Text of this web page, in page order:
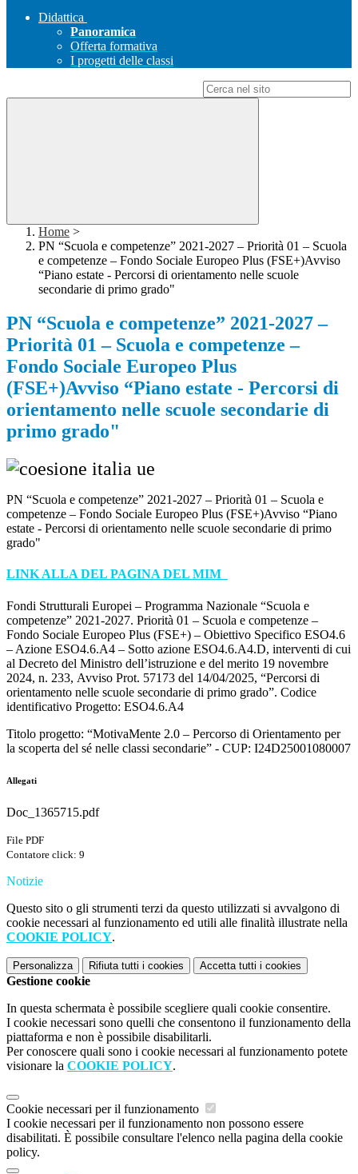
Didattica
Panoramica
Offerta formativa
I progetti delle classi
Home >
PN “Scuola e competenze” 2021-2027 – Priorità 01 – Scuola
e competenze – Fondo Sociale Europeo Plus (FSE+)Avviso
“Piano estate - Percorsi di orientamento nelle scuole
secondarie di primo grado"
PN “Scuola e competenze” 2021-2027 –
Priorità 01 – Scuola e competenze –
Fondo Sociale Europeo Plus
(FSE+)Avviso “Piano estate - Percorsi di
orientamento nelle scuole secondarie di
primo grado"
PN “Scuola e competenze” 2021-2027 – Priorità 01 – Scuola e
competenze – Fondo Sociale Europeo Plus (FSE+)Avviso “Piano
estate - Percorsi di orientamento nelle scuole secondarie di primo
grado"
LINK ALLA DEL PAGINA DEL MIM
Fondi Strutturali Europei – Programma Nazionale “Scuola e
competenze” 2021-2027. Priorità 01 – Scuola e competenze –
Fondo Sociale Europeo Plus (FSE+) – Obiettivo Specifico ESO4.6
– Azione ESO4.6.A4 – Sotto azione ESO4.6.A4.D, interventi di cui
al Decreto del Ministro dell’istruzione e del merito 19 novembre
2024, n. 233, Avviso Prot. 57173 del 14/04/2025, “Percorsi di
orientamento nelle scuole secondarie di primo grado”. Codice
identificativo Progetto: ESO4.6.A4
Titolo progetto: “MotivaMente 2.0 – Percorso di Orientamento per
la scoperta del sé nelle classi secondarie” - CUP: I24D25001080007
Allegati
Doc_1365715.pdf
File PDF
Contatore click: 9
Notizie
Questo sito o gli strumenti terzi da questo utilizzati si avvalgono di
cookie necessari al funzionamento ed utili alle finalità illustrate nella
COOKIE POLICY.
Personalizza Rifiuta tutti i cookies Accetta tutti i cookies
Gestione cookie
In questa schermata è possibile scegliere quali cookie consentire.
I cookie necessari sono quelli che consentono il funzionamento della
piattaforma e non è possibile disabilitarli.
Per conoscere quali sono i cookie necessari al funzionamento potete
visionare la COOKIE POLICY.
Cookie necessari per il funzionamento
I cookie necessari per il funzionamento non possono essere
disabilitati. È possibile consultare l'elenco nella pagina della cookie
policy.